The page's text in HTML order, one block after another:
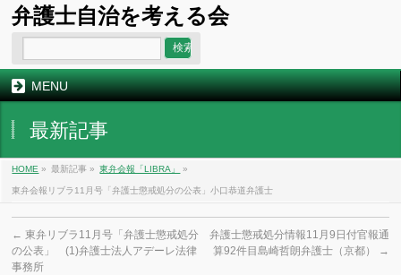
弁護士自治を考える会
MENU
最新記事
HOME » 最新記事 » 東弁会報「LIBRA」 »
東弁会報リブラ11月号「弁護士懲戒処分の公表」小口恭道弁護士
← 東弁リブラ11月号「弁護士懲戒処分
の公表」 (1)弁護士法人アデーレ法律
事務所
弁護士懲戒処分情報11月9日付官報通
算92件目島崎哲朗弁護士（京都）
→